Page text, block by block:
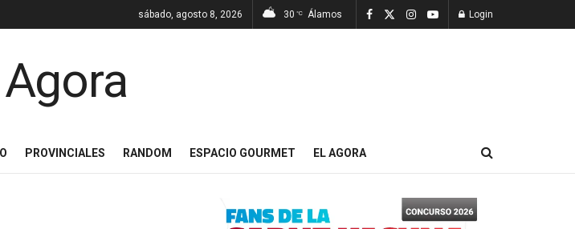
sábado, agosto 8, 2026 30 °C Álamos Login
PROVINCIALES RANDOM ESPACIO GOURMET EL AGORA